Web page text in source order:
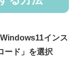
インス
ード」を選択